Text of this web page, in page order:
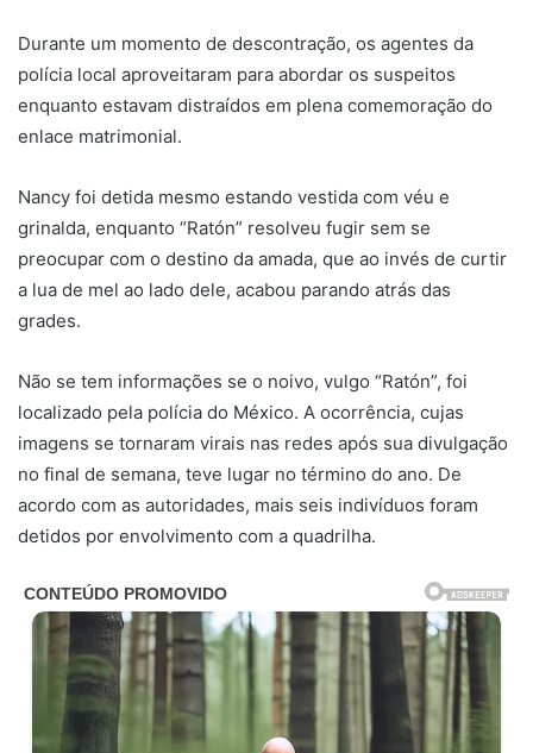
Durante um momento de descontração, os agentes da
polícia local aproveitaram para abordar os suspeitos
enquanto estavam distraídos em plena comemoração do
enlace matrimonial.
Nancy foi detida mesmo estando vestida com véu e
grinalda, enquanto “Ratón” resolveu fugir sem se
preocupar com o destino da amada, que ao invés de curtir
a lua de mel ao lado dele, acabou parando atrás das
grades.
Não se tem informações se o noivo, vulgo “Ratón”, foi
localizado pela polícia do México. A ocorrência, cujas
imagens se tornaram virais nas redes após sua divulgação
no final de semana, teve lugar no término do ano. De
acordo com as autoridades, mais seis indivíduos foram
detidos por envolvimento com a quadrilha.